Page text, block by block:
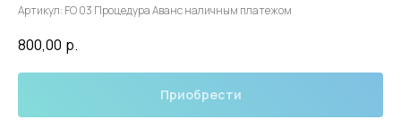
Артикул: FO 03 Процедура Аванс наличным платежом
800,00 р.
Приобрести